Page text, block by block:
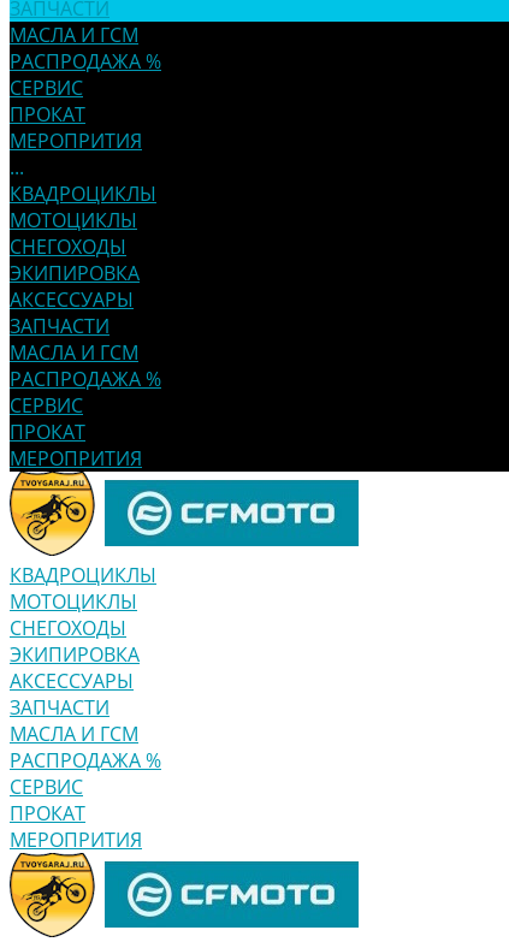
ЗАПЧАСТИ
МАСЛА И ГСМ
РАСПРОДАЖА %
СЕРВИС
ПРОКАТ
МЕРОПРИТИЯ
...
КВАДРОЦИКЛЫ
МОТОЦИКЛЫ
СНЕГОХОДЫ
ЭКИПИРОВКА
АКСЕССУАРЫ
ЗАПЧАСТИ
МАСЛА И ГСМ
РАСПРОДАЖА %
СЕРВИС
ПРОКАТ
МЕРОПРИТИЯ
КВАДРОЦИКЛЫ
МОТОЦИКЛЫ
СНЕГОХОДЫ
ЭКИПИРОВКА
АКСЕССУАРЫ
ЗАПЧАСТИ
МАСЛА И ГСМ
РАСПРОДАЖА %
СЕРВИС
ПРОКАТ
МЕРОПРИТИЯ